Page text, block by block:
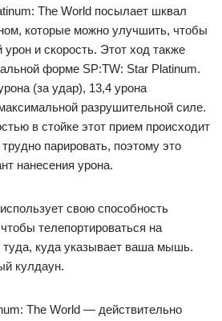
The World посылает шквал
которые можно улучшить, чтобы
и скорость. Этот ход также
форме SP:TW: Star Platinum.
(за удар), 13,4 урона
разрушительной силе.
в стойке этот прием происходит
парировать, поэтому это
нанесения урона.
свою способность
телепортироваться на
туда, куда указывает ваша мышь.
кулдаун.
The World — действительно